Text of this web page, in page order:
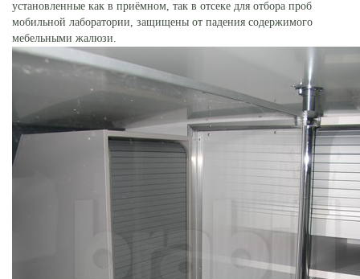
установленные как в приёмном, так в отсеке для отбора проб
мобильной лаборатории, защищены от падения содержимого
мебельными жалюзи.